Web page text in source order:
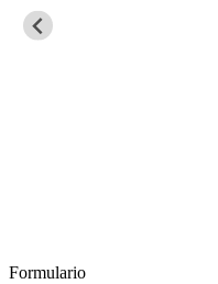
Formulario